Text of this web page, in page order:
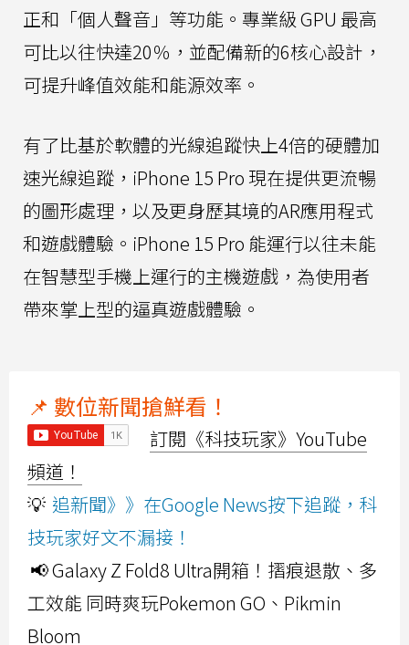
正和「個人聲音」等功能。專業級 GPU 最高
可比以往快達20％，並配備新的6核心設計，
可提升峰值效能和能源效率。
有了比基於軟體的光線追蹤快上4倍的硬體加
速光線追蹤，iPhone 15 Pro 現在提供更流暢
的圖形處理，以及更身歷其境的AR應用程式
和遊戲體驗。iPhone 15 Pro 能運行以往未能
在智慧型手機上運行的主機遊戲，為使用者
帶來掌上型的逼真遊戲體驗。
📌 數位新聞搶鮮看！
訂閱《科技玩家》YouTube
頻道！
💡 追新聞》》在Google News按下追蹤，科
技玩家好文不漏接！
📢 Galaxy Z Fold8 Ultra開箱！摺痕退散、多
工效能 同時爽玩Pokemon GO、Pikmin
Bloom